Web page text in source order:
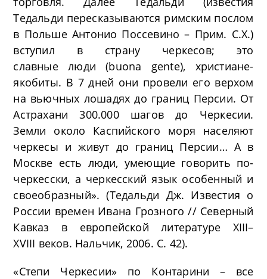
Тедальди пересказываются римским послом
в Польше Антонио Поссевино – Прим. С.Х.)
вступил в страну черкесов; это
славные люди (buona gente), христиане-
якобиты. В 7 дней они провели его верхом
на вьючных лошадях до границ Персии. От
Астрахани 300.000 шагов до Черкесии.
Земли около Каспийского моря населяют
черкесы и живут до границ Персии… А в
Москве есть люди, умеющие говорить по-
черкесски, а черкесский язык особенный и
своеобразный». (Тедальди Дж. Известия о
России времен Ивана Грозного // Северный
Кавказ в европейской литературе XIII–
XVIII веков. Нальчик, 2006. С. 42).
«Степи Черкесии» по Контарини – все